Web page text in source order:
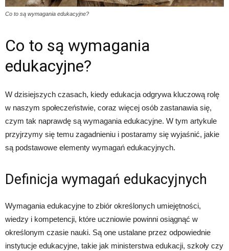
Co to są wymagania edukacyjne?
Co to są wymagania
edukacyjne?
W dzisiejszych czasach, kiedy edukacja odgrywa kluczową rolę
w naszym społeczeństwie, coraz więcej osób zastanawia się,
czym tak naprawdę są wymagania edukacyjne. W tym artykule
przyjrzymy się temu zagadnieniu i postaramy się wyjaśnić, jakie
są podstawowe elementy wymagań edukacyjnych.
Definicja wymagań edukacyjnych
Wymagania edukacyjne to zbiór określonych umiejętności,
wiedzy i kompetencji, które uczniowie powinni osiągnąć w
określonym czasie nauki. Są one ustalane przez odpowiednie
instytucje edukacyjne, takie jak ministerstwa edukacji, szkoły czy